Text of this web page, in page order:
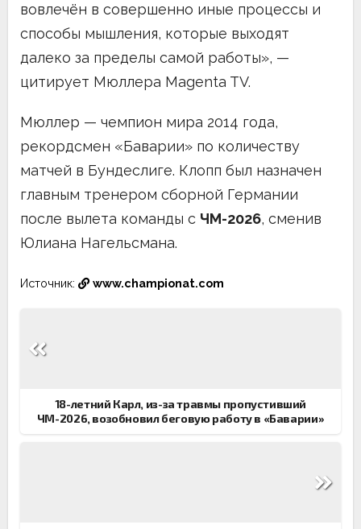
вовлечён в совершенно иные процессы и
способы мышления, которые выходят
далеко за пределы самой работы», —
цитирует Мюллера Magenta TV.
Мюллер — чемпион мира 2014 года,
рекордсмен «Баварии» по количеству
матчей в Бундеслиге. Клопп был назначен
главным тренером сборной Германии
после вылета команды с ЧМ-2026, сменив
Юлиана Нагельсмана.
Источник: www.championat.com
по
18-летний Карл, из-за травмы пропустивший
ЧМ-2026, возобновил беговую работу в «Баварии»